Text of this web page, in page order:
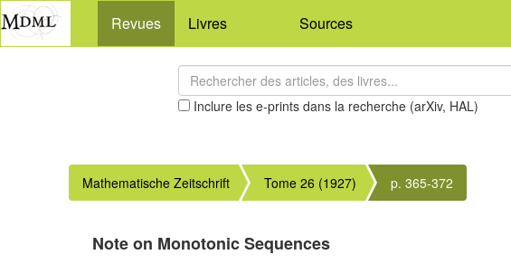
Revues Livres Sources
Inclure les e-prints dans la recherche (arXiv, HAL)
Mathematische Zeitschrift Tome 26 (1927) p. 365-372
Note on Monotonic Sequences